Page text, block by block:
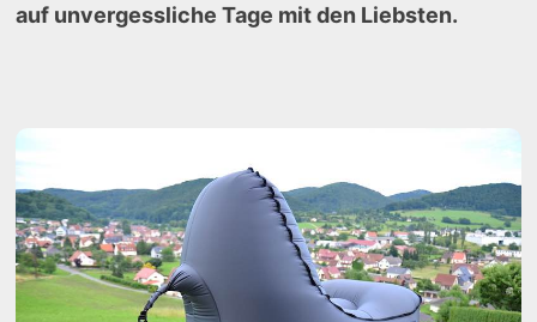
auf unvergessliche Tage mit den Liebsten.